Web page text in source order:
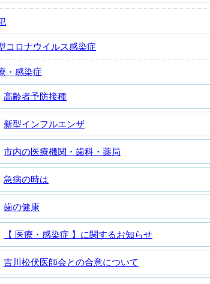
コロナウイルス感染症
・感染症
高齢者予防接種
新型インフルエンザ
市内の医療機関・歯科・薬局
急病の時は
歯の健康
【 医療・感染症 】に関するお知らせ
吉川松伏医師会との合意について